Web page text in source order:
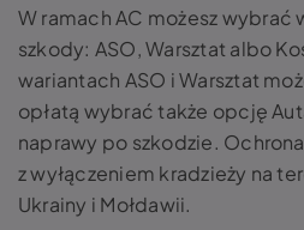
W ramach AC możesz wybrać
szkody: ASO, Warsztat albo
wariantach ASO i Warsztat
opłatą wybrać także opcję
naprawy po szkodzie.
z wyłączeniem kradzieży na
Ukrainy i Mołdawii.